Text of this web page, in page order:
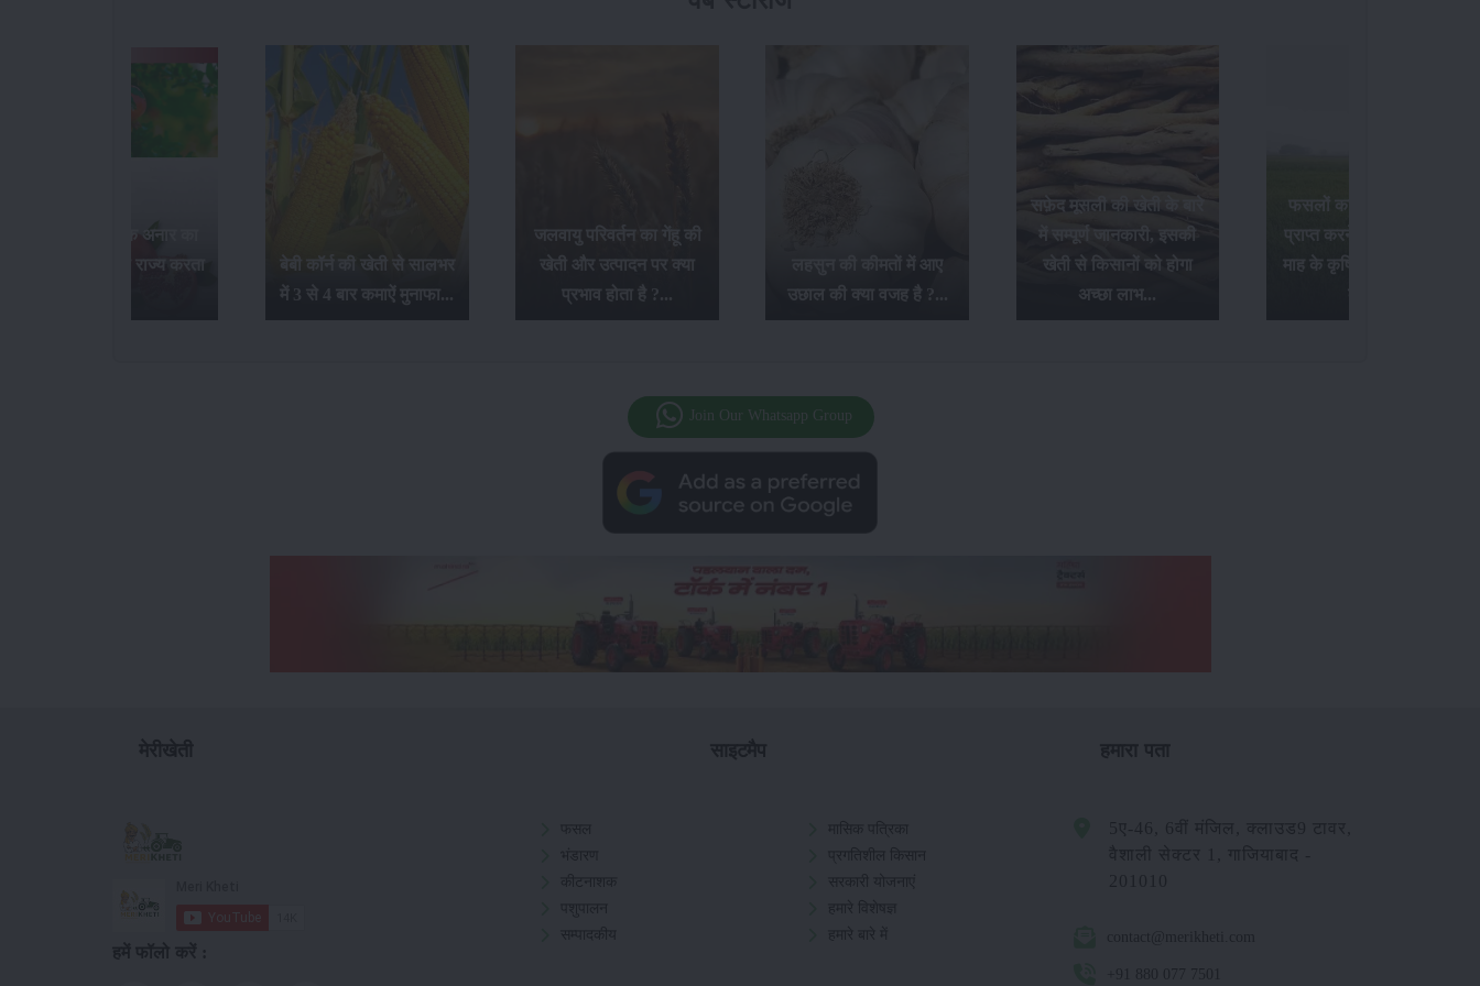
भारत में सर्वाधिक अनार का
उत्पादन कौन-सा राज्य करता
बेबी कॉर्न की खेती से सालभर
में 3 से 4 बार कमाऐं मुनाफा...
जलवायु परिवर्तन का गेंहू की
खेती और उत्पादन पर क्या
प्रभाव होता है ?...
लहसुन की कीमतों में आए
उछाल की क्या वजह है ?...
सफ़ेद मूसली की खेती के बारे
में सम्पूर्ण जानकारी, इसकी
खेती से किसानों को होगा
अच्छा लाभ...
फसलों का अधिक उत्पादन
प्राप्त करने के लिए अक्टूबर
माह के कृषि संबंधी आवश्यक
कार्य...
Join Our Whatsapp Group